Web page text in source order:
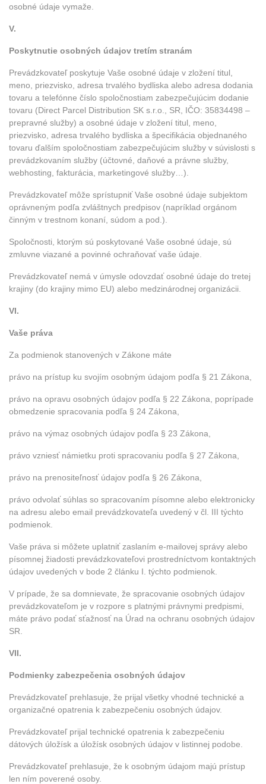
osobné údaje vymaže.
V.
Poskytnutie osobných údajov tretím stranám
Prevádzkovateľ poskytuje Vaše osobné údaje v zložení titul,
meno, priezvisko, adresa trvalého bydliska alebo adresa dodania
tovaru a telefónne číslo spoločnostiam zabezpečujúcim dodanie
tovaru (Direct Parcel Distribution SK s.r.o., SR, IČO: 35834498 –
prepravné služby) a osobné údaje v zložení titul, meno,
priezvisko, adresa trvalého bydliska a špecifikácia objednaného
tovaru ďalším spoločnostiam zabezpečujúcim služby v súvislosti s
prevádzkovaním služby (účtovné, daňové a právne služby,
webhosting, fakturácia, marketingové služby…).
Prevádzkovateľ môže sprístupniť Vaše osobné údaje subjektom
oprávneným podľa zvláštnych predpisov (napríklad orgánom
činným v trestnom konaní, súdom a pod.).
Spoločnosti, ktorým sú poskytované Vaše osobné údaje, sú
zmluvne viazané a povinné ochraňovať vaše údaje.
Prevádzkovateľ nemá v úmysle odovzdať osobné údaje do tretej
krajiny (do krajiny mimo EU) alebo medzinárodnej organizácii.
VI.
Vaše práva
Za podmienok stanovených v Zákone máte
právo na prístup ku svojím osobným údajom podľa § 21 Zákona,
právo na opravu osobných údajov podľa § 22 Zákona, poprípade
obmedzenie spracovania podľa § 24 Zákona,
právo na výmaz osobných údajov podľa § 23 Zákona,
právo vzniesť námietku proti spracovaniu podľa § 27 Zákona,
právo na prenositeľnosť údajov podľa § 26 Zákona,
právo odvolať súhlas so spracovaním písomne alebo elektronicky
na adresu alebo email prevádzkovateľa uvedený v čl. III týchto
podmienok.
Vaše práva si môžete uplatniť zaslaním e-mailovej správy alebo
písomnej žiadosti prevádzkovateľovi prostredníctvom kontaktných
údajov uvedených v bode 2 článku I. týchto podmienok.
V prípade, že sa domnievate, že spracovanie osobných údajov
prevádzkovateľom je v rozpore s platnými právnymi predpismi,
máte právo podať sťažnosť na Úrad na ochranu osobných údajov
SR.
VII.
Podmienky zabezpečenia osobných údajov
Prevádzkovateľ prehlasuje, že prijal všetky vhodné technické a
organizačné opatrenia k zabezpečeniu osobných údajov.
Prevádzkovateľ prijal technické opatrenia k zabezpečeniu
dátových úložísk a úložísk osobných údajov v listinnej podobe.
Prevádzkovateľ prehlasuje, že k osobným údajom majú prístup
len ním poverené osoby.